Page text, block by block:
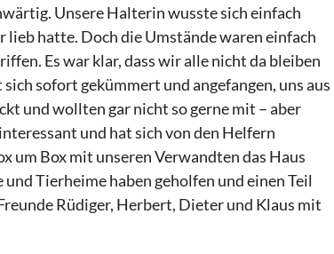
Unsere Halterin wusste sich einfach
lieb hatte. Doch die Umstände waren einfach
Es war klar, dass wir alle nicht da bleiben
sofort gekümmert und angefangen, uns aus
und wollten gar nicht so gerne mit – aber
und hat sich von den Helfern
um Box mit unseren Verwandten das Haus
Tierheime haben geholfen und einen Teil
Rüdiger, Herbert, Dieter und Klaus mit